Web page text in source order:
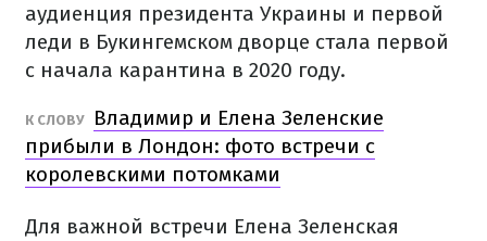
аудиенция президента Украины и первой
леди в Букингемском дворце стала первой
с начала карантина в 2020 году.
К СЛОВУ
Владимир и Елена Зеленские
прибыли в Лондон: фото встречи с
королевскими потомками
Для важной встречи Елена Зеленская